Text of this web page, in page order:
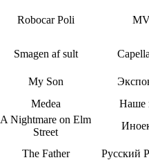
Robocar Poli
Smagen af sult
My Son
Medea
Наше
A Nightmare on Elm
Street
The Father Русский